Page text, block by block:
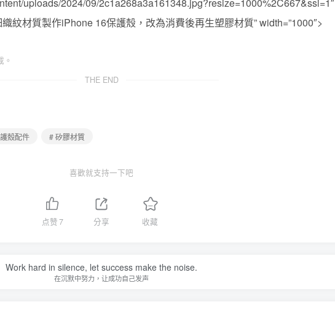
紋材質製作iPhone 16保護殼，改為消費後再生塑膠材質” width=”1000″>
THE END
殼配件 # 矽膠材質
喜歡就支持一下吧
点赞7 分享 收藏
Work hard in silence, let success make the noise.
在沉默中努力，让成功自己发声